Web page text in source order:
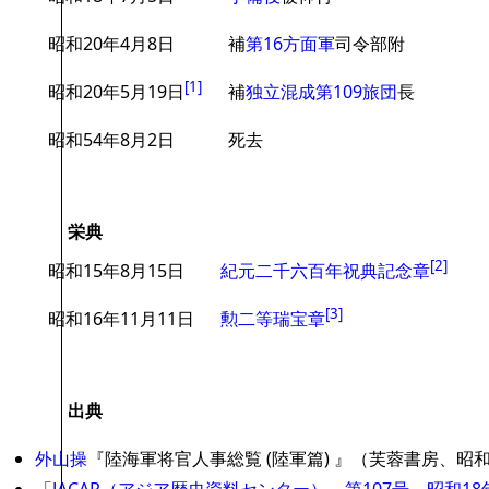
昭和20年4月8日
補第16方面軍司令部附
昭和20年5月19日[1] 補独立混成第109旅団長
昭和54年8月2日
死去
栄典
昭和15年8月15日
紀元二千六百年祝典記念章[2]
昭和16年11月11日 勲二等瑞宝章[3]
出典
外山操 『陸海軍将官人事総覧 (陸軍篇) 』（芙蓉書房、昭